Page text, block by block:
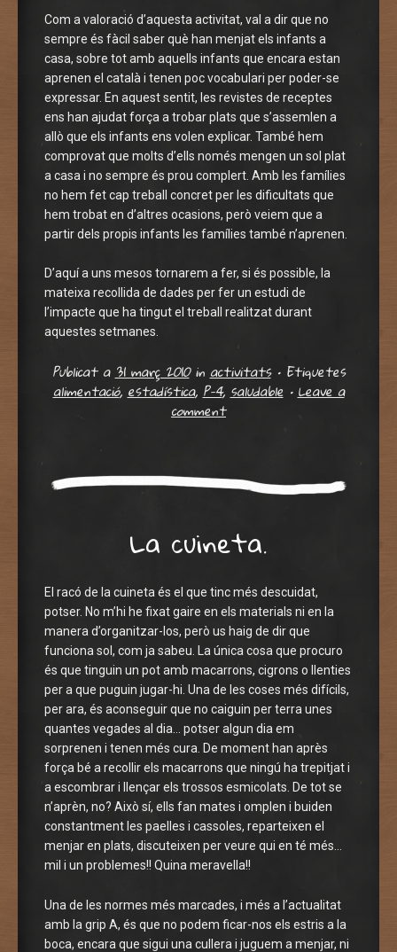
Com a valoració d’aquesta activitat, val a dir que no
sempre és fàcil saber què han menjat els infants a
casa, sobre tot amb aquells infants que encara estan
aprenen el català i tenen poc vocabulari per poder-se
expressar. En aquest sentit, les revistes de receptes
ens han ajudat força a trobar plats que s’assemlen a
allò que els infants ens volen explicar. També hem
comprovat que molts d’ells només mengen un sol plat
a casa i no sempre és prou complert. Amb les famílies
no hem fet cap treball concret per les dificultats que
hem trobat en d’altres ocasions, però veiem que a
partir dels propis infants les famílies també n’aprenen.
D’aquí a uns mesos tornarem a fer, si és possible, la
mateixa recollida de dades per fer un estudi de
l’impacte que ha tingut el treball realitzat durant
aquestes setmanes.
Publicat a31 març 2010 inactivitats • Etiquetes
alimentació,estadística,P-4,saludable •Leave a
comment
La cuineta.
El racó de la cuineta és el que tinc més descuidat,
potser. No m’hi he fixat gaire en els materials ni en la
manera d’organitzar-los, però us haig de dir que
funciona sol, com ja sabeu. La única cosa que procuro
és que tinguin un pot amb macarrons, cigrons o llenties
per a que puguin jugar-hi. Una de les coses més difícils,
per ara, és aconseguir que no caiguin per terra unes
quantes vegades al dia… potser algun dia em
sorprenen i tenen més cura. De moment han après
força bé a recollir els macarrons que ningú ha trepitjat i
a escombrar i llençar els trossos esmicolats. De tot se
n’aprèn, no? Això sí, ells fan mates i omplen i buiden
constantment les paelles i cassoles, reparteixen el
menjar en plats, discuteixen per veure qui en té més…
mil i un problemes!! Quina meravella!!
Una de les normes més marcades, i més a l’actualitat
amb la grip A, és que no podem ficar-nos els estris a la
boca, encara que sigui una cullera i juguem a menjar, ni